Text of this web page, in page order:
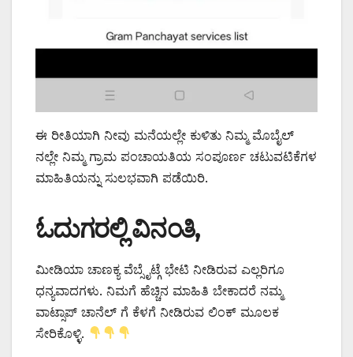
ಈ ರೀತಿಯಾಗಿ ನೀವು ಮನೆಯಲ್ಲೇ ಕುಳಿತು ನಿಮ್ಮ ಮೊಬೈಲ್
ನಲ್ಲೇ ನಿಮ್ಮ ಗ್ರಾಮ ಪಂಚಾಯತಿಯ ಸಂಪೂರ್ಣ ಚಟುವಟಿಕೆಗಳ
ಮಾಹಿತಿಯನ್ನು ಸುಲಭವಾಗಿ ಪಡೆಯಿರಿ.
ಓದುಗರಲ್ಲಿ ವಿನಂತಿ,
ಮೀಡಿಯಾ ಚಾಣಕ್ಯ ವೆಬ್ಸೈಟ್ಗೆ ಭೇಟಿ ನೀಡಿರುವ ಎಲ್ಲರಿಗೂ
ಧನ್ಯವಾದಗಳು. ನಿಮಗೆ ಹೆಚ್ಚಿನ ಮಾಹಿತಿ ಬೇಕಾದರೆ ನಮ್ಮ
ವಾಟ್ಸಾಪ್ ಚಾನೆಲ್ ಗೆ ಕೆಳಗೆ ನೀಡಿರುವ ಲಿಂಕ್ ಮೂಲಕ
ಸೇರಿಕೊಳ್ಳಿ.